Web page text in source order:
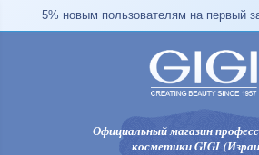
−5% новым пользователям на первый
Официальный магазин
косметики GIGI